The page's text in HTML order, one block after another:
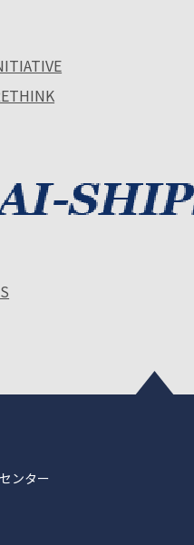
ンター